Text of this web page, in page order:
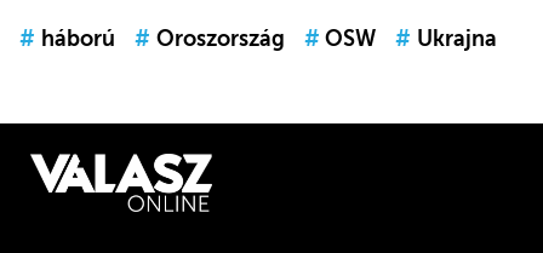
# háború # Oroszország # OSW # Ukrajna